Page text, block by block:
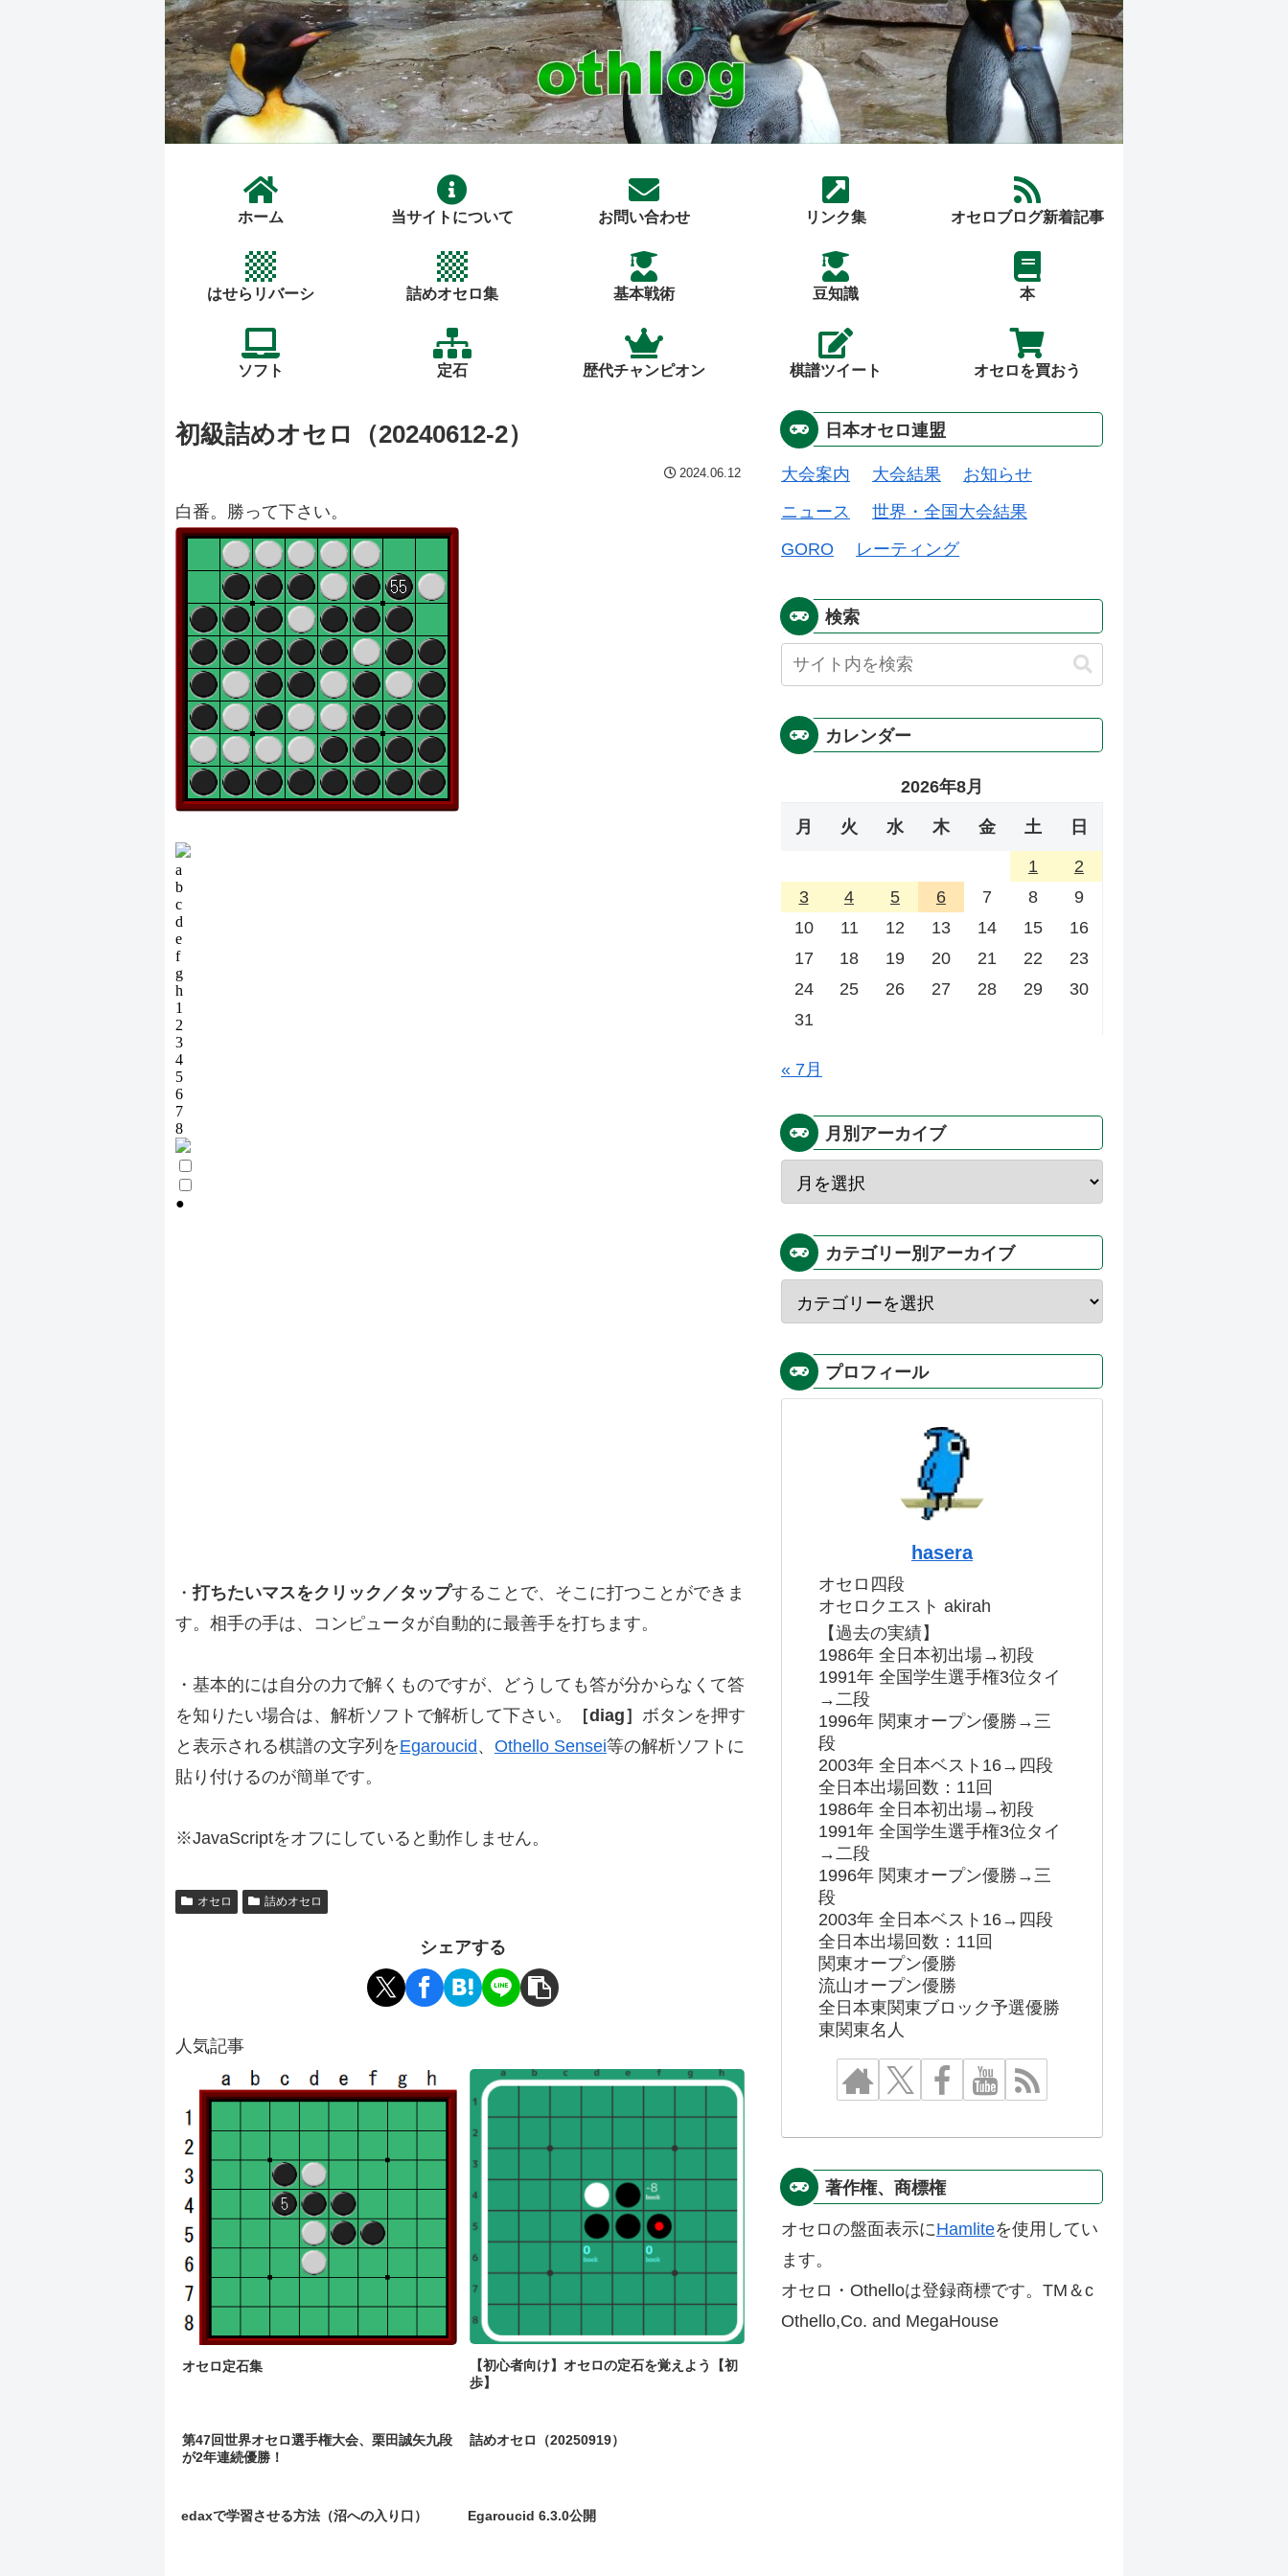
ホーム 当サイトについて お問い合わせ リンク集 オセロブログ新着記事
はせらリバーシ 詰めオセロ集 基本戦術 豆知識 本
ソフト 定石 歴代チャンピオン 棋譜ツイート オセロを買おう
初級詰めオセロ（20240612-2）
2024.06.12
白番。勝って下さい。
・打ちたいマスをクリック／タップすることで、そこに打つことができま
す。相手の手は、コンピュータが自動的に最善手を打ちます。
・基本的には自分の力で解くものですが、どうしても答が分からなくて答
を知りたい場合は、解析ソフトで解析して下さい。
［diag］ ボタンを押す
と表示される棋譜の文字列をEgaroucid、 Othello Sensei等の解析ソフトに
貼り付けるのが簡単です。
※JavaScriptをオフにしていると動作しません。
オセロ 詰めオセロ
シェアする
人気記事
オセロ定石集
【初心者向け】オセロの定石を覚えよう【初
歩】
第47回世界オセロ選手権大会、栗田誠矢九段
が2年連続優勝！
詰めオセロ（20250919）
edaxで学習させる方法（沼への入り口） Egaroucid 6.3.0公開
日本オセロ連盟
大会案内 大会結果
お知らせ
ニュース
世界・全国大会結果
GORO
レーティング
検索
カレンダー
2026年8月
月 火 水 木 金 土 日
1
2
3
4 5 6 7 8
9
10
11 12 13 14 15
16
17
18 19 20 21 22
23
24
25 26 27 28 29
30
31
« 7月
月別アーカイブ
カテゴリー別アーカイブ
プロフィール
hasera
オセロ四段
オセロクエスト akirah
【過去の実績】
1986年 全日本初出場→初段
1991年 全国学生選手権3位タイ
→二段
1996年 関東オープン優勝→三
段
2003年 全日本ベスト16→四段
全日本出場回数：11回
1986年 全日本初出場→初段
1991年 全国学生選手権3位タイ
→二段
1996年 関東オープン優勝→三
段
2003年 全日本ベスト16→四段
全日本出場回数：11回
関東オープン優勝
流山オープン優勝
全日本東関東ブロック予選優勝
東関東名人
著作権、商標権
オセロの盤面表示にHamliteを使用してい
ます。
オセロ・Othelloは登録商標です。TM＆c
Othello,Co. and MegaHouse